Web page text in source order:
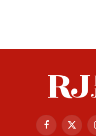
Facebook
X